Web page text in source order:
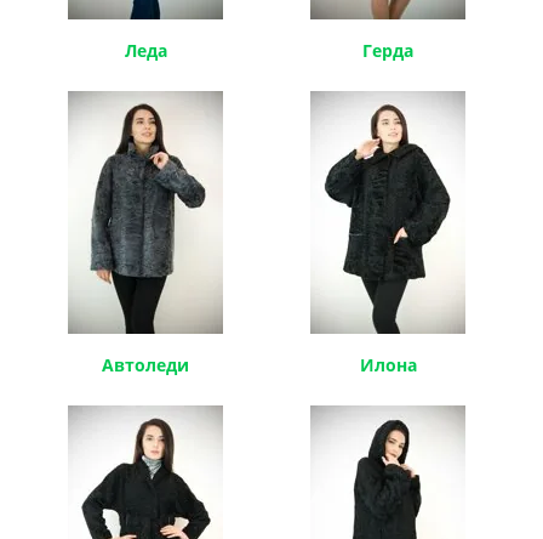
Леда Герда
Автоледи Илона